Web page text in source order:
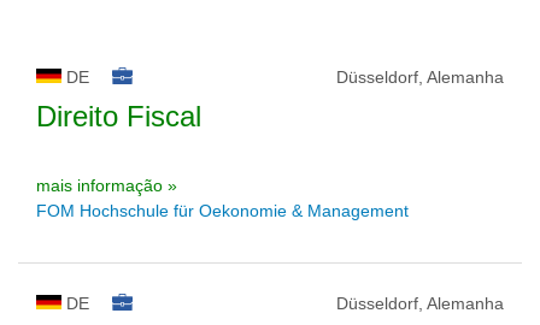
DE Düsseldorf, Alemanha
Direito Fiscal
mais informação »
FOM Hochschule für Oekonomie & Management
DE Düsseldorf, Alemanha